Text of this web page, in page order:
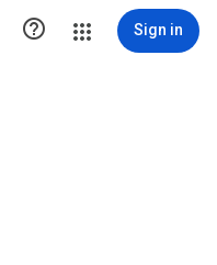
 Sign in